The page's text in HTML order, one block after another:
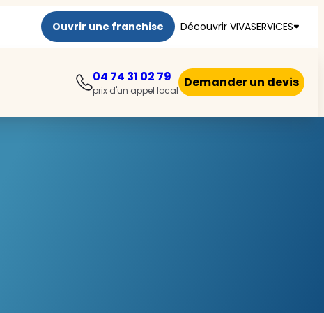
Ouvrir une franchise Découvrir VIVASERVICES
04 74 31 02 79
prix d'un appel local
Demander un devis